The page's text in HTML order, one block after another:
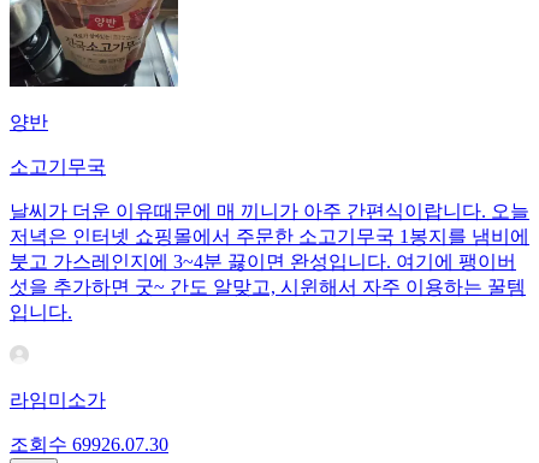
양반
소고기무국
날씨가 더운 이유때문에 매 끼니가 아주 간편식이랍니다. 오늘
저녁은 인터넷 쇼핑몰에서 주문한 소고기무국 1봉지를 냄비에
붓고 가스레인지에 3~4분 끓이면 완성입니다. 여기에 팽이버
섯을 추가하면 굿~ 간도 알맞고, 시윈해서 자주 이용하는 꿀템
입니다.
라임미소가
조회수 69926.07.30